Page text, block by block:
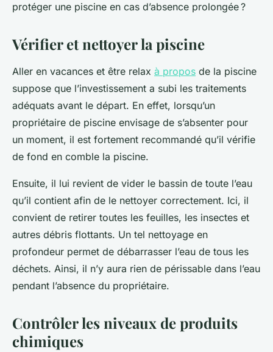
protéger une piscine en cas d’absence prolongée ?
Vérifier et nettoyer la piscine
Aller en vacances et être relax à propos de la piscine
suppose que l’investissement a subi les traitements
adéquats avant le départ. En effet, lorsqu’un
propriétaire de piscine envisage de s’absenter pour
un moment, il est fortement recommandé qu’il vérifie
de fond en comble la piscine.
Ensuite, il lui revient de vider le bassin de toute l’eau
qu’il contient afin de le nettoyer correctement. Ici, il
convient de retirer toutes les feuilles, les insectes et
autres débris flottants. Un tel nettoyage en
profondeur permet de débarrasser l’eau de tous les
déchets. Ainsi, il n’y aura rien de périssable dans l’eau
pendant l’absence du propriétaire.
Contrôler les niveaux de produits
chimiques